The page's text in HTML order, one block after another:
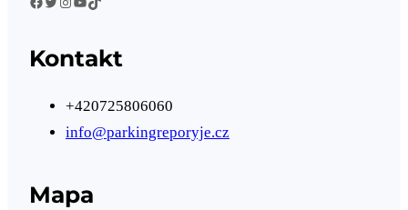
Kontakt
+420725806060
info@parkingreporyje.cz
Mapa